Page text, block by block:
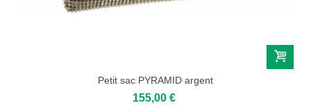
Petit sac PYRAMID argent
155,00 €